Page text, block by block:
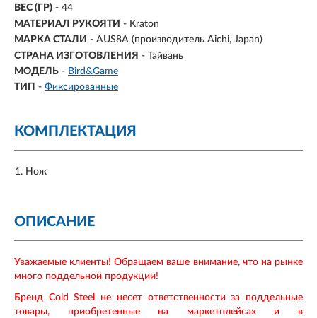
ВЕС (ГР) - 44
МАТЕРИАЛ РУКОЯТИ - Kraton
МАРКА СТАЛИ - AUS8A (производитель Aichi, Japan)
СТРАНА ИЗГОТОВЛЕНИЯ - Тайвань
МОДЕЛЬ - Bird&Game
ТИП - Фиксированные
КОМПЛЕКТАЦИЯ
Нож
ОПИСАНИЕ
Уважаемые клиенты! Обращаем ваше внимание, что на рынке
много поддельной продукции!
Бренд Cold Steel не несет ответственности за поддельные
товары, приобретенные на маркетплейсах и в